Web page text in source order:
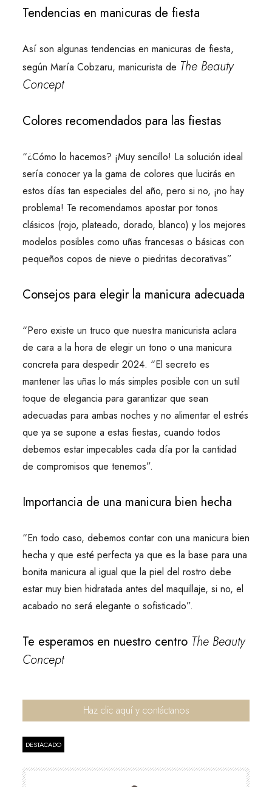
Tendencias en manicuras de fiesta
Así son algunas tendencias en manicuras de fiesta,
según María Cobzaru, manicurista de The Beauty
Concept
Colores recomendados para las fiestas
“¿Cómo lo hacemos? ¡Muy sencillo! La solución ideal
sería conocer ya la gama de colores que lucirás en
estos días tan especiales del año, pero si no, ¡no hay
problema! Te recomendamos apostar por tonos
clásicos (rojo, plateado, dorado, blanco) y los mejores
modelos posibles como uñas francesas o básicas con
pequeños copos de nieve o piedritas decorativas”
Consejos para elegir la manicura adecuada
“Pero existe un truco que nuestra manicurista aclara
de cara a la hora de elegir un tono o una manicura
concreta para despedir 2024. “El secreto es
mantener las uñas lo más simples posible con un sutil
toque de elegancia para garantizar que sean
adecuadas para ambas noches y no alimentar el estrés
que ya se supone a estas fiestas, cuando todos
debemos estar impecables cada día por la cantidad
de compromisos que tenemos”.
Importancia de una manicura bien hecha
“En todo caso, debemos contar con una manicura bien
hecha y que esté perfecta ya que es la base para una
bonita manicura al igual que la piel del rostro debe
estar muy bien hidratada antes del maquillaje, si no, el
acabado no será elegante o sofisticado”.
Te esperamos en nuestro centro The Beauty
Concept
Haz clic aquí y contáctanos
DESTACADO